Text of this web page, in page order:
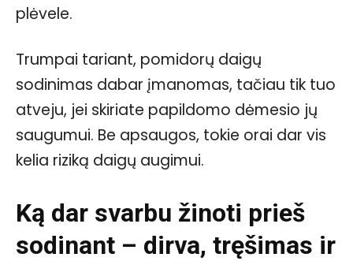
plėvele.
Trumpai tariant, pomidorų daigų
sodinimas dabar įmanomas, tačiau tik tuo
atveju, jei skiriate papildomo dėmesio jų
saugumui. Be apsaugos, tokie orai dar vis
kelia riziką daigų augimui.
Ką dar svarbu žinoti prieš
sodinant – dirva, tręšimas ir